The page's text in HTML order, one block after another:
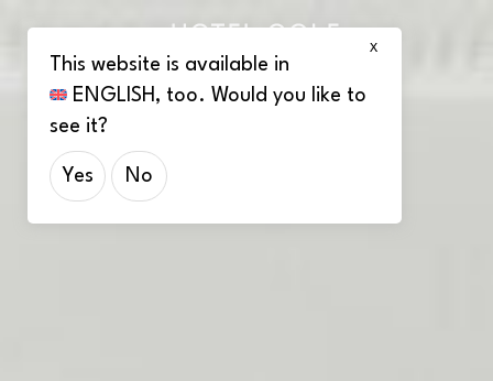
X
This website is available in
ENGLISH , too. Would you like to
see it?
Yes No